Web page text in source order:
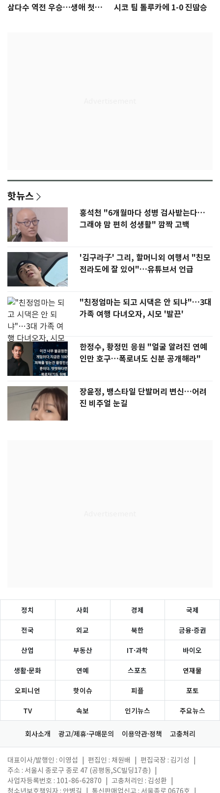
삼다수 역전 우승…생애 첫승
시코 팀 톨루카에 1-0 진땀승
핫뉴스
홍석천 "6개월마다 성병 검사받는다…
그래야 맘 편히 성생활" 깜짝 고백
'김구라子' 그리, 할머니외 여행서 "친모
전라도에 잘 있어"…유튜브서 언급
"친정엄마는 되고 시댁은 안 되냐"…3대
가족 여행 다녀오자, 시모 '발끈'
한정수, 황정민 응원 "얼굴 알려진 연예
인만 호구…폭로녀도 신분 공개해라"
장윤정, 뱅스타일 단발머리 변신…어려
진 비주얼 눈길
정치 사회 경제 국제
전국 외교 북한 금융·증권
산업 부동산 IT·과학 바이오
생활·문화 연예 스포츠 연재물
오피니언 핫이슈 피플 포토
TV 속보 인기뉴스 주요뉴스
회사소개 광고/제휴·구매문의 이용약관·정책 고충처리
대표이사/발행인 : 이영섭 편집인 : 채원배 편집국장 : 김기성
주소 : 서울시 종로구 종로 47 (공평동,SC빌딩17층)
사업자등록번호 : 101-86-62870
고충처리인 : 김성환
청소년보호책임자 : 안병길
통신판매업신고 : 서울종로 0676호